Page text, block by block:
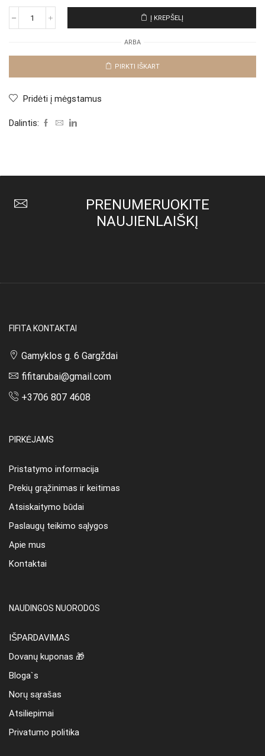
produkto
"Bon
Į KREPŠELĮ
ARBA
PIRKTI IŠKART
Pridėti į mėgstamus
Dalintis:
PRENUMERUOKITE
NAUJIENLAIŠKĮ
FIFITA KONTAKTAI
Gamyklos g. 6 Gargždai
fifitarubai@gmail.com
+3706 807 4608
PIRKĖJAMS
Pristatymo informacija
Prekių grąžinimas ir keitimas
Atsiskaitymo būdai
Paslaugų teikimo sąlygos
Apie mus
Kontaktai
NAUDINGOS NUORODOS
IŠPARDAVIMAS
Dovanų kuponas 🎁
Bloga`s
Norų sąrašas
Atsiliepimai
Privatumo politika